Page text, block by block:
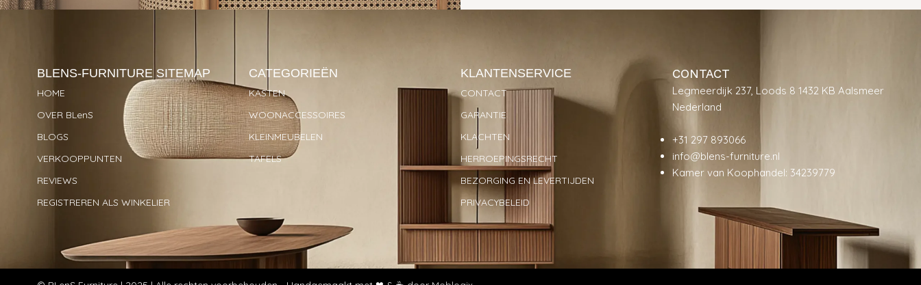
BLENS-FURNITURE SITEMAP
HOME
OVER BLenS
BLOGS
VERKOOPPUNTEN
REVIEWS
REGISTREREN ALS WINKELIER
CATEGORIEËN
KASTEN
WOONACCESSOIRES
KLEINMEUBELEN
TAFELS
KLANTENSERVICE
CONTACT
GARANTIE
KLACHTEN
HERROEPINGSRECHT
BEZORGING EN LEVERTIJDEN
PRIVACYBELEID
CONTACT
Legmeerdijk 237, Loods 8 1432 KB Aalsmeer
Nederland
+31 297 893066
info@blens-furniture.nl
Kamer van Koophandel: 34239779